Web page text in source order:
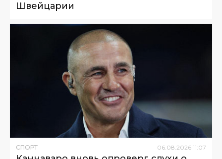
Швейцарии
СПОРТ 06 08 2026 11:07